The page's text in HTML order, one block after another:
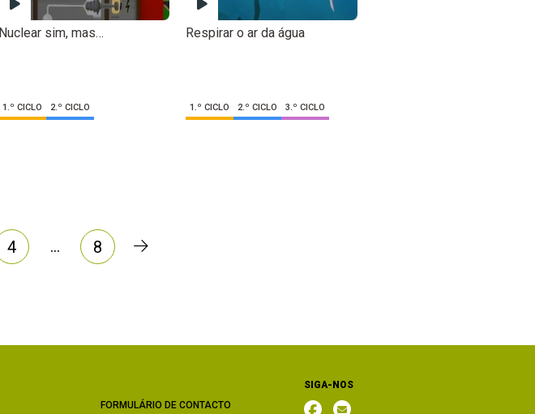
Nuclear sim, mas…
1.º CICLO 2.º CICLO
Respirar o ar da água
1.º CICLO 2.º CICLO 3.º CICLO
4 … 8
FORMULÁRIO DE CONTACTO
SIGA-NOS